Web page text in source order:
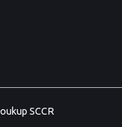
SCCR